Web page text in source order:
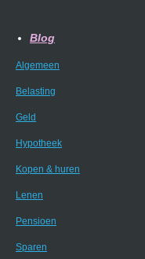
Blog
Algemeen
Belasting
Geld
Hypotheek
Kopen & huren
Lenen
Pensioen
Sparen